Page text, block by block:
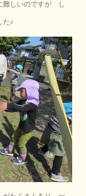
難しいのですが し
た♪